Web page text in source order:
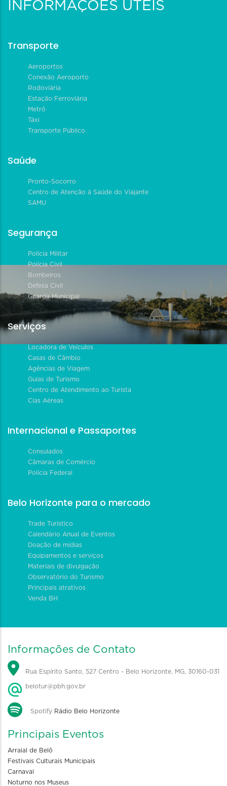
INFORMAÇÕES ÚTEIS
Transporte
Aeroportos
Conexão Aeroporto
Rodoviária
Estação Ferroviária
Metrô
Táxi
Transporte Público
Saúde
Pronto-Socorro
Centro de Atenção à Saúde do Viajante
SAMU
Segurança
Polícia Militar
Polícia Civil
Bombeiros
Defesa Civil
Guarda Municipal
Serviços
Locadora de Veículos
Casas de Câmbio
Agências de Viagem
Guias de Turismo
Centro de Atendimento ao Turista
Cias Aéreas
Internacional e Passaportes
Consulados
Câmaras de Comércio
Polícia Federal
Belo Horizonte para o mercado
Trade Turístico
Calendário Anual de Eventos
Doação de mídias
Equipamentos e serviços
Materiais de divulgação
Observatório do Turismo
Principais atrativos
Venda BH
Informações de Contato
Rua Espírito Santo, 527 Centro - Belo Horizonte, MG, 30160-031
belotur@pbh.gov.br
Spotify Rádio Belo Horizonte
Principais Eventos
Arraial de Belô
Festivais Culturais Municipais
Carnaval
Noturno nos Museus